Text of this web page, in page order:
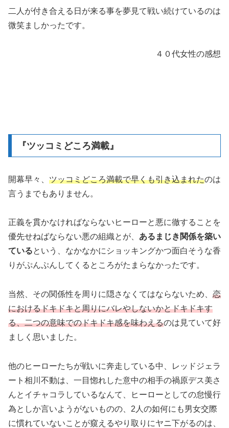
二人が付き合える日が来る事を夢見て戦い続けているのは
微笑ましかったです。
４０代女性の感想
『ツッコミどころ満載』
開幕早々、 ツッコミどころ満載で早くも引き込まれたのは
言うまでもありません。
正義を貫かなければならないヒーローと悪に徹することを
優先せねばならない悪の組織とが、 あるまじき関係を築い
ているという、なかなかにショッキングかつ面白そうな香
りがぷんぷんしてくるところがたまらなかったです。
当然、その関係性を周りに隠さなくてはならないため、 恋
におけるドキドキと周りにバレやしないかとドキドキす
る、二つの意味でのドキドキ感を味わえるのは見ていて好
ましく思いました。
他のヒーローたちが戦いに奔走している中、レッドジェラ
ート相川不動は、一目惚れした意中の相手の禍原デス美さ
んとイチャコラしているなんて、ヒーローとしての怠慢行
為としか言いようがないものの、2人の如何にも男女交際
に慣れていないことが窺えるやり取りにヤニ下がるのは、